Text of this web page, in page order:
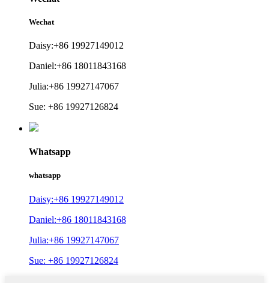
Wechat
Daisy:+86 19927149012
Daniel:+86 18011843168
Julia:+86 19927147067
Sue: +86 19927126824
Whatsapp
whatsapp
Daisy:+86 19927149012
Daniel:+86 18011843168
Julia:+86 19927147067
Sue: +86 19927126824